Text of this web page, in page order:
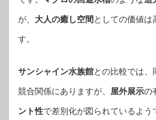
が、 大人の癒し空間 としての価値は
す。
サンシャイン水族館との比較では、
競合関係にありますが、 屋外展示の
ント性で差別化が図られているよう